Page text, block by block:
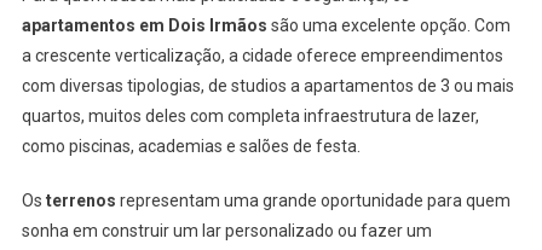
apartamentos em Dois Irmãos são uma excelente opção. Com
a crescente verticalização, a cidade oferece empreendimentos
com diversas tipologias, de studios a apartamentos de 3 ou mais
quartos, muitos deles com completa infraestrutura de lazer,
como piscinas, academias e salões de festa.
Os terrenos representam uma grande oportunidade para quem
sonha em construir um lar personalizado ou fazer um